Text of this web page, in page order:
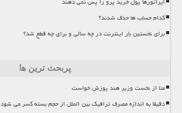
کدام حساب ها حذف شدند؟
برای نخستین بار اینترنت در چه سالی و برای چه قطع شد؟
پربحث ترین ها
متا از نخست وزیر هند پوزش خواست
دقیقا به اندازه مصرف ترافیک بین الملل از حجم بسته کسر می شود